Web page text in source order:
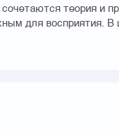
сочетаются теория и
для восприятия. В